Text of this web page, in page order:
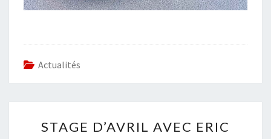
Actualités
D’AVRIL
STAGE D’AVRIL AVEC ERIC